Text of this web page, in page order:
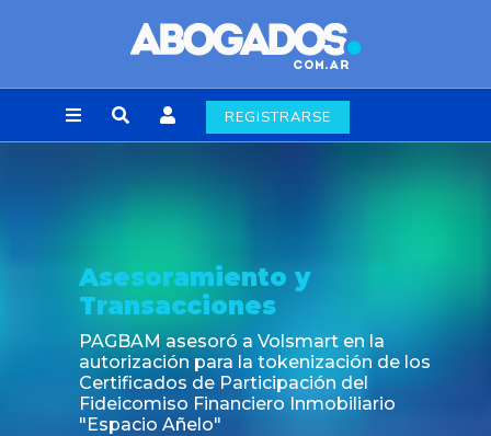
REGISTRARSE
Asesoramiento y
Transacciones
PAGBAM asesoró a Volsmart en la
autorización para la tokenización de los
Certificados de Participación del
Fideicomiso Financiero Inmobiliario
"Espacio Añelo"